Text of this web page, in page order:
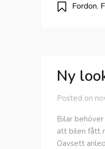
Fordon,
Ny
Posted on
Bilar
att bilen fått
Oavsett